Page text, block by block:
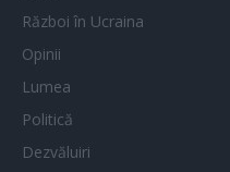
Război în Ucraina
Opinii
Lumea
Politică
Dezvăluiri